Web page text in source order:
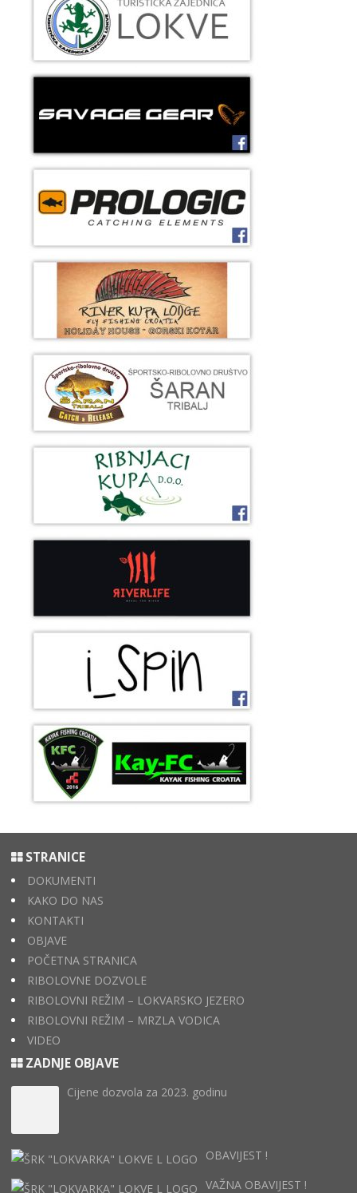
STRANICE
DOKUMENTI
KAKO DO NAS
KONTAKTI
OBJAVE
POČETNA STRANICA
RIBOLOVNE DOZVOLE
RIBOLOVNI REŽIM – LOKVARSKO JEZERO
RIBOLOVNI REŽIM – MRZLA VODICA
VIDEO
ZADNJE OBJAVE
Cijene dozvola za 2023. godinu
OBAVIJEST !
VAŽNA OBAVIJEST !